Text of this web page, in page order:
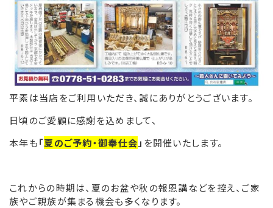
平素は当店をご利用いただき、誠にありがとうございます。
日頃のご愛顧に感謝を込めまして、
本年も「夏のご予約・御奉仕会 」 を開催いたします。
これからの時期は、夏のお盆や秋の報恩講などを控え、ご家
族やご親族が集まる機会も多くなります。